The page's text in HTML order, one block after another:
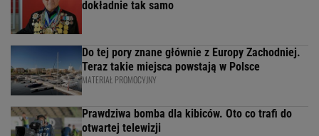
dokładnie tak samo
Do tej pory znane głównie z Europy Zachodniej.
Teraz takie miejsca powstają w Polsce
MATERIAŁ PROMOCYJNY
Prawdziwa bomba dla kibiców. Oto co trafi do
otwartej telewizji